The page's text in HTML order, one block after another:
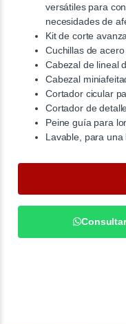
versátiles para
necesidades de
Kit de corte
Cuchillas de
Cabezal de lineal
Cabezal
Cortador cicular
Cortador de
Peine guía para
Lavable, para una